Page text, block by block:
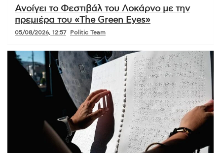
Ανοίγει το Φεστιβάλ του Λοκάρνο με την
πρεμιέρα του «The Green Eyes»
05/08/2026, 12:57 Politic Team